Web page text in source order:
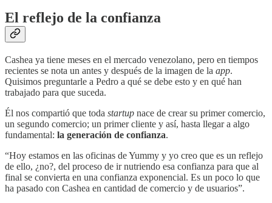
El reflejo de la confianza
Cashea ya tiene meses en el mercado venezolano, pero en tiempos
recientes se nota un antes y después de la imagen de la app.
Quisimos preguntarle a Pedro a qué se debe esto y en qué han
trabajado para que suceda.
Él nos compartió que toda startup nace de crear su primer comercio,
un segundo comercio; un primer cliente y así, hasta llegar a algo
fundamental: la generación de confianza.
“Hoy estamos en las oficinas de Yummy y yo creo que es un reflejo
de ello, ¿no?, del proceso de ir nutriendo esa confianza para que al
final se convierta en una confianza exponencial. Es un poco lo que
ha pasado con Cashea en cantidad de comercio y de usuarios”.